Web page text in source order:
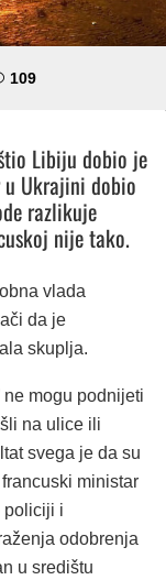
109komentara
Libiju dobio je
u Ukrajini dobio
razlikuje
nije tako.
vlada
da je
skuplja.
ne mogu podnijeti
na ulice ili
svega je da su
ministar
policiji i
odobrenja
u središtu